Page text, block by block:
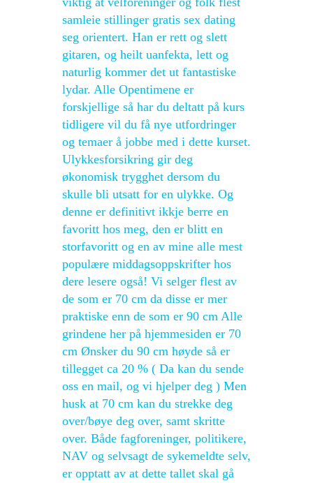
samleie stillinger gratis sex dating
seg orientert. Han er rett og slett
gitaren, og heilt uanfekta, lett og
naturlig kommer det ut fantastiske
lydar. Alle Opentimene er
forskjellige så har du deltatt på kurs
tidligere vil du få nye utfordringer
og temaer å jobbe med i dette kurset.
Ulykkesforsikring gir deg
økonomisk trygghet dersom du
skulle bli utsatt for en ulykke. Og
denne er definitivt ikkje berre en
favoritt hos meg, den er blitt en
storfavoritt og en av mine alle mest
populære middagsoppskrifter hos
dere lesere også! Vi selger flest av
de som er 70 cm da disse er mer
praktiske enn de som er 90 cm Alle
grindene her på hjemmesiden er 70
cm Ønsker du 90 cm høyde så er
tillegget ca 20 % ( Da kan du sende
oss en mail, og vi hjelper deg ) Men
husk at 70 cm kan du strekke deg
over/bøye deg over, samt skritte
over. Både fagforeninger, politikere,
NAV og selvsagt de sykemeldte selv,
er opptatt av at dette tallet skal gå